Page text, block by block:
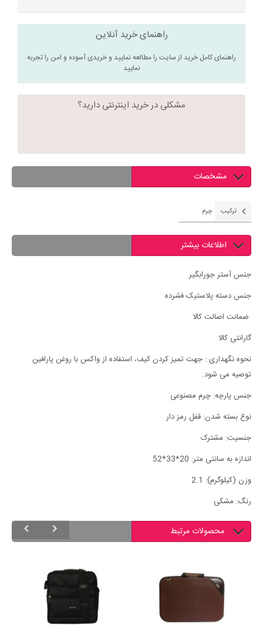
راهنمای خرید آنلاین
راهنمای کامل خرید از سایت را مطالعه نمایید و خریدی آسوده و امن را تجربه
نمایید
مشکلی در خرید اینترنتی دارید؟
مشخصات
ترکیب چرم
اطلاعات بیشتر
جنس آستر جورابگیر
جنس دسته پلاستیک فشرده
ضمانت اصالت کالا
گارانتی کالا
نحوه نگهداری : ‏‏جهت تمیز کردن کیف، استفاده از واکس با روغن پارافین
توصیه می شود.
جنس پارچه: چرم مصنوعی
نوع بسته شدن: قفل رمز دار
جنسیت: مشترک
اندازه به سانتی متر: 20*33*52
وزن ‏(‏کیلوگرم‏)‏: 2.1
رنگ: مشکی
محصولات مرتبط